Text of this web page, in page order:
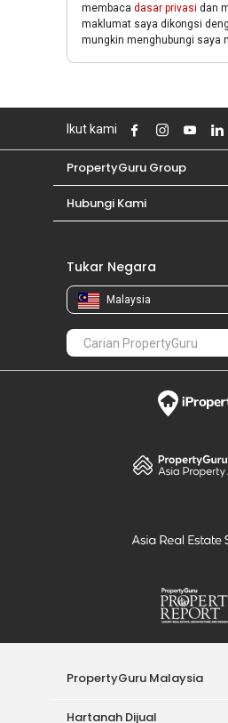
membaca dasar privasi dan
maklumat saya dikongsi
mungkin menghubungi saya
Ikut kami
PropertyGuru Group
Hubungi Kami
Tukar Negara
Malaysia
PropertyGuru Malaysia
Hartanah Dijual